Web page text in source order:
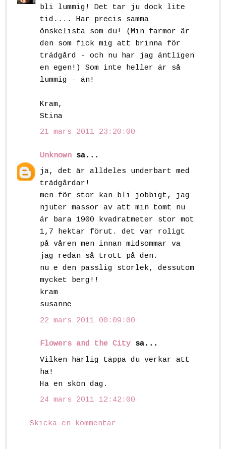
bli lummig! Det tar ju dock lite
tid.... Har precis samma
önskelista som du! (Min farmor är
den som fick mig att brinna för
trädgård - och nu har jag äntligen
en egen!) Som inte heller är så
lummig - än!
Kram,
Stina
21 mars 2011 23:20:00
Unknown sa...
ja, det är alldeles underbart med
trädgårdar!
men för stor kan bli jobbigt, jag
njuter massor av att min tomt nu
är bara 1900 kvadratmeter stor mot
1,7 hektar förut. det var roligt
på våren men innan midsommar va
jag redan så trött på den.
nu e den passlig storlek, dessutom
mycket berg!!
kram
susanne
22 mars 2011 00:09:00
Flowers and the City sa...
Vilken härlig täppa du verkar att
ha!
Ha en skön dag.
24 mars 2011 12:42:00
Skicka en kommentar